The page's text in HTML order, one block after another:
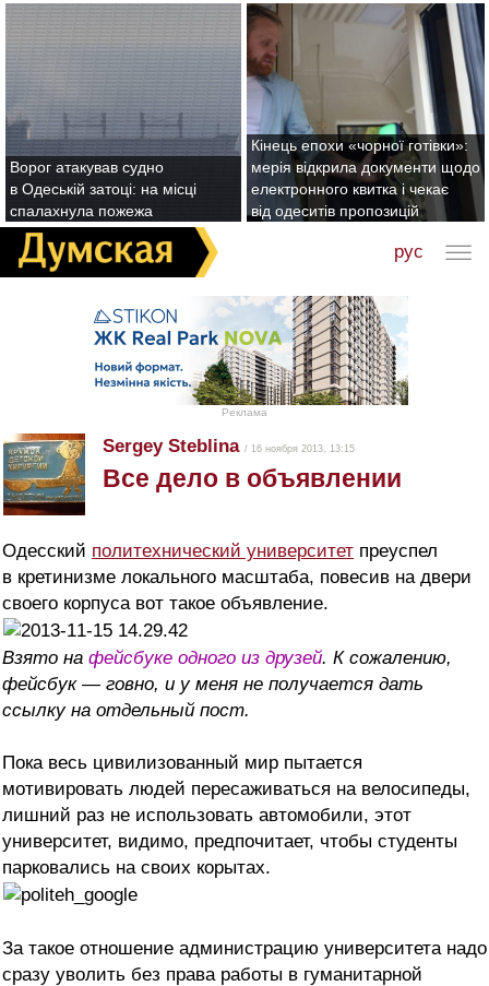
Ворог атакував судно
в Одеській затоці: на місці
спалахнула пожежа
Кінець епохи «чорної готівки»:
мерія відкрила документи щодо
електронного квитка і чекає
від одеситів пропозицій
рус
Реклама
Sergey Steblina / 16 ноября 2013, 13:15
Все дело в объявлении
Одесский политехнический университет преуспел
в кретинизме локального масштаба, повесив на двери
своего корпуса вот такое объявление.
Взято на фейсбуке одного из друзей. К сожалению,
фейсбук — говно, и у меня не получается дать
ссылку на отдельный пост.
Пока весь цивилизованный мир пытается
мотивировать людей пересаживаться на велосипеды,
лишний раз не использовать автомобили, этот
университет, видимо, предпочитает, чтобы студенты
парковались на своих корытах.
За такое отношение администрацию университета надо
сразу уволить без права работы в гуманитарной